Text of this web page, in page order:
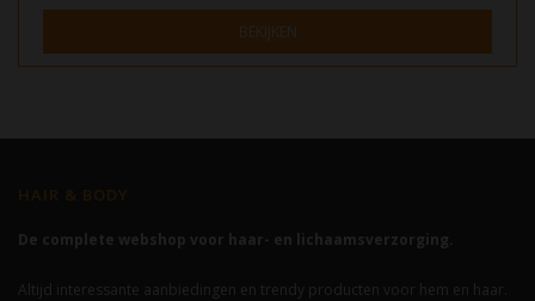
BEKIJKEN
HAIR & BODY
De complete webshop voor haar- en lichaamsverzorging.
Altijd interessante aanbiedingen en trendy producten voor hem en haar.